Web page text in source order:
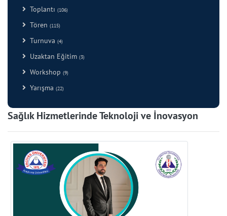
Toplantı (106)
Tören (115)
Turnuva (4)
Uzaktan Eğitim (3)
Workshop (9)
Yarışma (22)
Sağlık Hizmetlerinde Teknoloji ve İnovasyon